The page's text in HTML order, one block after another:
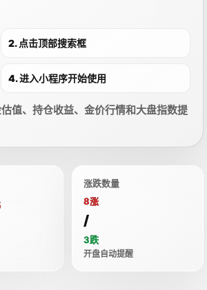
2. 点击顶部搜索框
4. 进入小程序开始使用
值、持仓收益、金价行情和大盘指数提
涨跌数量
8涨
/
3跌
开盘自动提醒